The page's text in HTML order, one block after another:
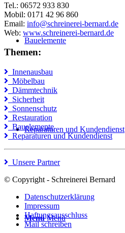
Bauelemente
Reparaturen und Kundendienst
Menü Menü
Tel.: 06572 933 830
Mobil: 0171 42 96 860
Email: info@schreinerei-bernard.de
Web: www.schreinerei-bernard.de
Themen:
Innenausbau
Möbelbau
Dämmtechnik
Sicherheit
Sonnenschutz
Restauration
Bauelemente
Reparaturen und Kundendienst
Unsere Partner
© Copyright - Schreinerei Bernard
Datenschutzerklärung
Impressum
Haftungsausschluss
Mail schreiben